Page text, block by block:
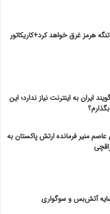
هرمز غرق خواهد کرد+کاریکاتور
ایران به اینترنت نیاز ندارد؛ این
عاصم منیر فرمانده ارتش پاکستان به
سایه آتش‌بس و سوگواری